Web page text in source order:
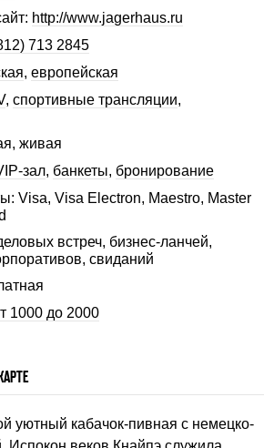
http://www.jagerhaus.ru
713 2845
, европейская
, спортивные трансляции,
живая
зал, банкеты, бронирование
Visa, Visa Electron, Maestro, Master
встреч, бизнес-ланчей,
свиданий
1000 до 2000
уютный кабачок-пивная с немецко-